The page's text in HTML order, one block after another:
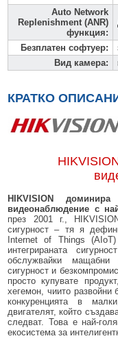
Auto Network
Replenishment (ANR)
функция:
Безплатен софтуер:
Вид камера:
КРАТКО
HIKVISION
видеонаблюдение с
през 2001 г.,
сигурност – тя я
Internet of Things
интегрираната
обслужвайки мащабни
сигурност и
просто купувате
хегемон, чиито
конкуренцията в
двигателят, който
следват. Това е най-
екосистема за